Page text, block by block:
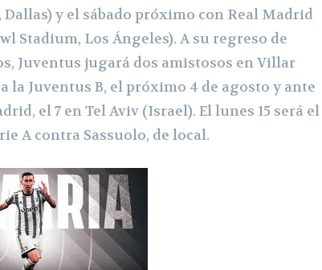
Dallas) y el sábado próximo con Real Madrid
Stadium, Los Ángeles). A su regreso de
Juventus jugará dos amistosos en Villar
la Juventus B, el próximo 4 de agosto y ante
el 7 en Tel Aviv (Israel). El lunes 15 será el
A contra Sassuolo, de local.